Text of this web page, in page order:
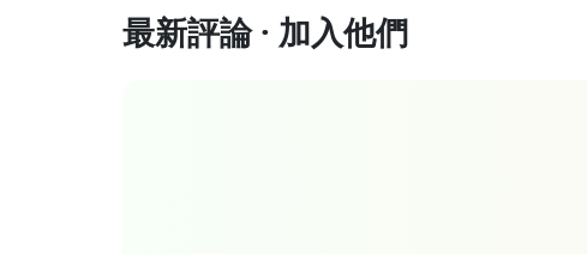
最新評論 · 加入他們